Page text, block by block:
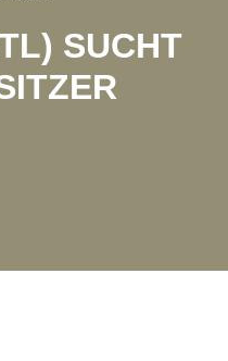
SUCHT